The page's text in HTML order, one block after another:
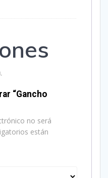
“Gancho
no será
están